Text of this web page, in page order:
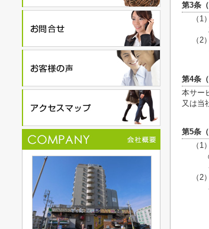
第3条
（
（
第4条（
本サー
又は当
第5条
（
（